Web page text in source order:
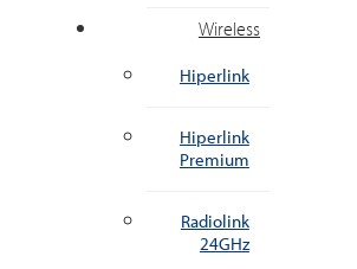
Wireless
Hiperlink
Hiperlink
Premium
Radiolink
24GHz